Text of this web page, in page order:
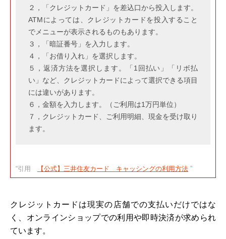
２，「クレジットカード」を差込口から投入します。
ATMによっては、クレジットカードを投入すること
でメニューが表示されるものもあります。
３，「暗証番号」を入力します。
４，「お借り入れ」を選択します。
５，返済方法を選択します。「1回払い」「リボ払
い」など、クレジットカードによって選択できる項目
には違いがあります。
６，金額を入力します。（ご利用は1万円単位）
７，クレジットカード、ご利用明細、現金を受け取り
ます。
“引用 【公式】三井住友カード キャッシングの利用方法 ”
クレジットカードは現実の店舗での支払いだけではな
く、オンラインショップでの利用や即時決済が求められ
ています。